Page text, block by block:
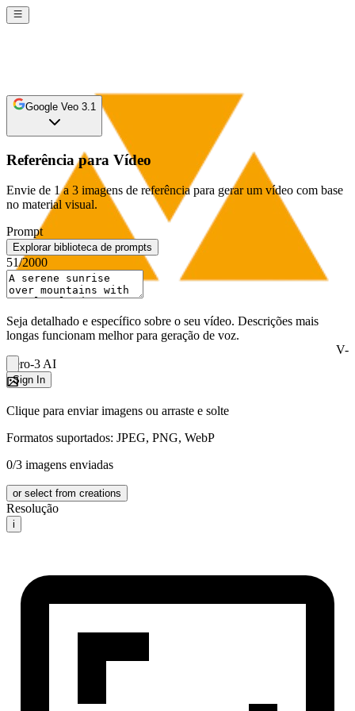
V-
Zero-3 AI
Sign In
Google Veo 3.1
Referência para Vídeo
Envie de 1 a 3 imagens de referência para gerar um vídeo com base
no material visual.
Prompt
Explorar biblioteca de prompts
51/2000
Seja detalhado e específico sobre o seu vídeo. Descrições mais
longas funcionam melhor para geração de voz.
Clique para enviar imagens ou arraste e solte
Formatos suportados: JPEG, PNG, WebP
0/3 imagens enviadas
or select from creations
Resolução
i